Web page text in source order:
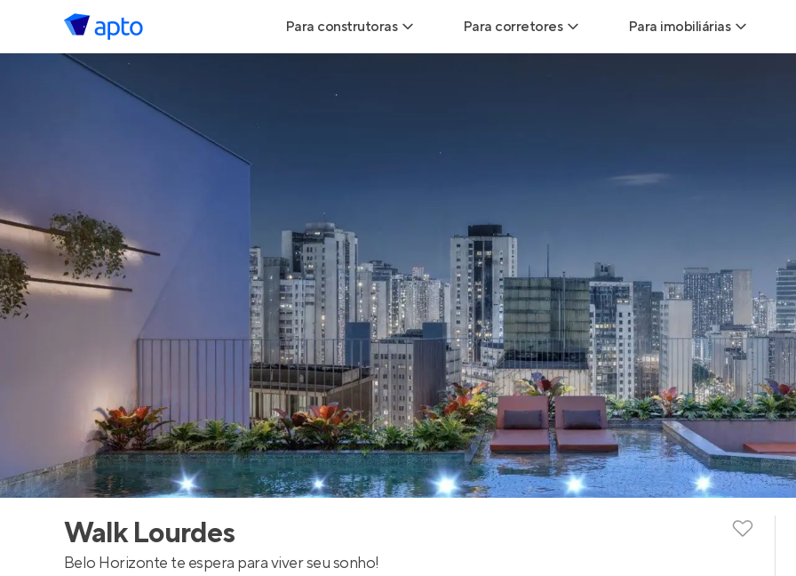
Para construtoras
Maiores Construtoras
Parcerias Imobiliárias
Anunciar Imóveis
Para corretores
Parcerias imobiliárias
Hub de Corretores
Perfil Verificado
Anunciar imóveis
Para imobiliárias
Anunciar imóveis
Walk Lourdes
Belo Horizonte te espera para viver seu sonho!